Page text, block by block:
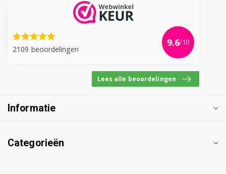
2109 beoordelingen
9.6/10
Lees alle beoordelingen
Informatie
Categorieën